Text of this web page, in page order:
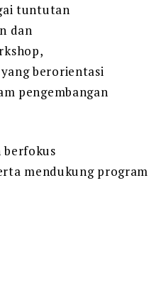
tuntutan
dan
berorientasi
pengembangan
berfokus
mendukung program